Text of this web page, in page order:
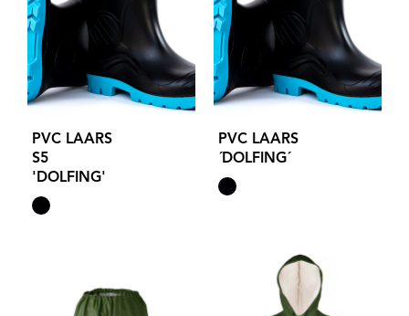
PVC LAARS
S5
'DOLFING'
PVC LAARS
´DOLFING´